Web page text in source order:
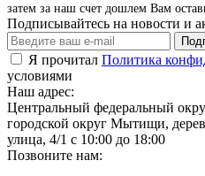
затем за наш счет дошлем Вам
Подписывайтесь на новости и
Я прочитал Политика
условиями
Наш адрес:
Центральный федеральный
городской округ Мытищи,
улица, 4/1 с 10:00 до 18:00
Позвоните нам: